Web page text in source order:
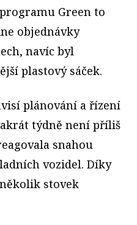
Green to
objednávky
navíc byl
plastový sáček.
plánování a řízení
týdně není příliš
snahou
vozidel. Díky
stovek